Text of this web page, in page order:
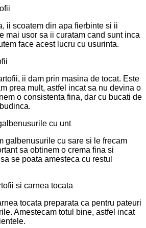
ii scoatem din apa fierbinte si ii
mai usor sa ii curatam cand sunt inca
face acest lucru cu usurinta.
ii dam prin masina de tocat. Este
prea mult, astfel incat sa nu devina o
o consistenta fina, dar cu bucati de
cu unt
galbenusurile cu sare si le frecam
sa obtinem o crema fina si
se poata amesteca cu restul
si carnea tocata
tocata preparata ca pentru pateuri
Amestecam totul bine, astfel incat